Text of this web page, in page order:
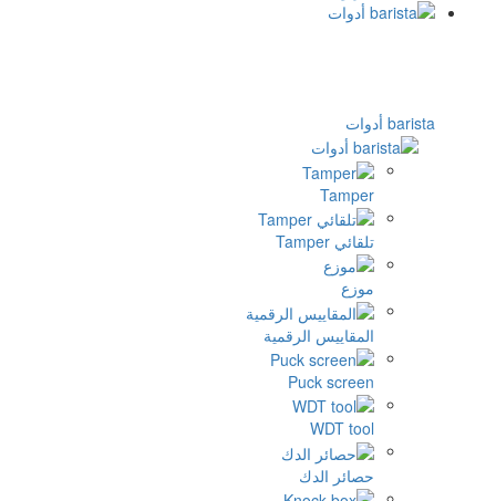
barista أدوات
Tamper
تلقائي Tamper
موزع
المقاييس الرقمية
Puck screen
WDT tool
حصائر الدك